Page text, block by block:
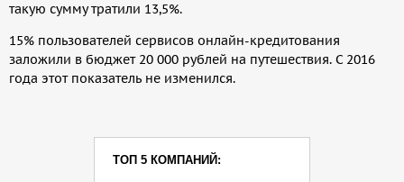
такую сумму тратили 13,5%.
15% пользователей сервисов онлайн-кредитования
заложили в бюджет 20 000 рублей на путешествия. С 2016
года этот показатель не изменился.
ТОП 5 КОМПАНИЙ: